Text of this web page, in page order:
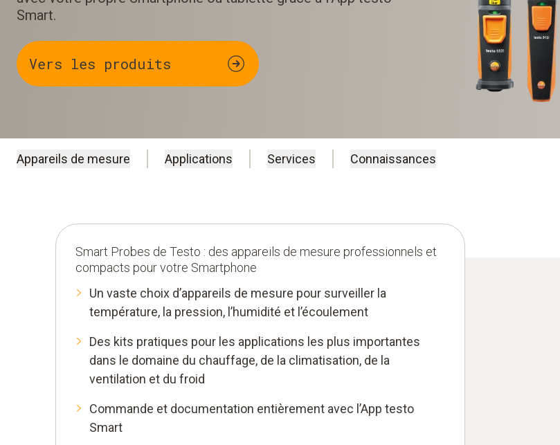
Smart.
Vers les produits
Appareils de mesure Applications Services Connaissances
Smart Probes de Testo : des appareils de mesure professionnels et
compacts pour votre Smartphone
Un vaste choix d’appareils de mesure pour surveiller la
température, la pression, l’humidité et l’écoulement
Des kits pratiques pour les applications les plus importantes
dans le domaine du chauffage, de la climatisation, de la
ventilation et du froid
Commande et documentation entièrement avec l’App testo
Smart